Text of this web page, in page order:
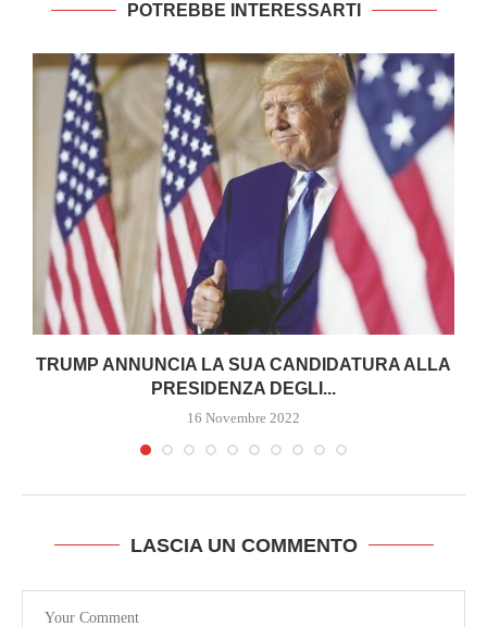
POTREBBE INTERESSARTI
TRUMP ANNUNCIA LA SUA CANDIDATURA ALLA
PRESIDENZA DEGLI...
16 Novembre 2022
LASCIA UN COMMENTO